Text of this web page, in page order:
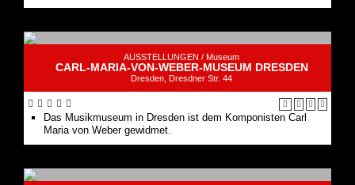
AUSSTELLUNGEN / Museum
CARL-MARIA-VON-WEBER-MUSEUM DRESDEN
Dresden, Dresdner Str. 44
Das Musikmuseum in Dresden ist dem Komponisten Carl
Maria von Weber gewidmet.